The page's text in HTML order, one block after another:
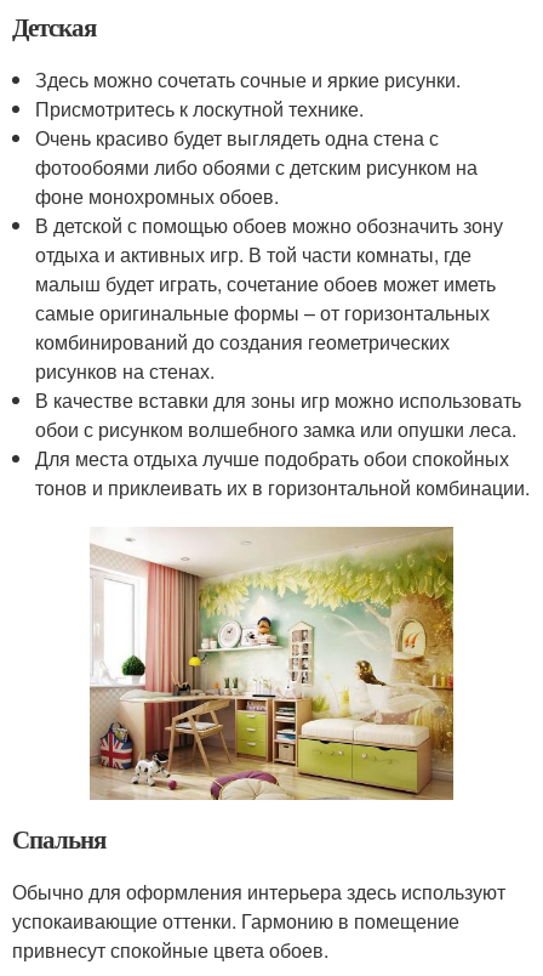
Детская
Здесь можно сочетать сочные и яркие рисунки.
Присмотритесь к лоскутной технике.
Очень красиво будет выглядеть одна стена с
фотообоями либо обоями с детским рисунком на
фоне монохромных обоев.
В детской с помощью обоев можно обозначить зону
отдыха и активных игр. В той части комнаты, где
малыш будет играть, сочетание обоев может иметь
самые оригинальные формы – от горизонтальных
комбинирований до создания геометрических
рисунков на стенах.
В качестве вставки для зоны игр можно использовать
обои с рисунком волшебного замка или опушки леса.
Для места отдыха лучше подобрать обои спокойных
тонов и приклеивать их в горизонтальной комбинации.
Спальня
Обычно для оформления интерьера здесь используют
успокаивающие оттенки. Гармонию в помещение
привнесут спокойные цвета обоев.